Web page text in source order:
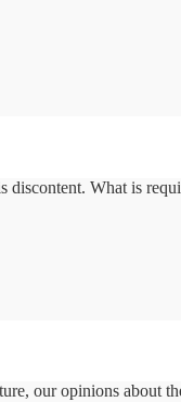
discontent. What is
our opinions about